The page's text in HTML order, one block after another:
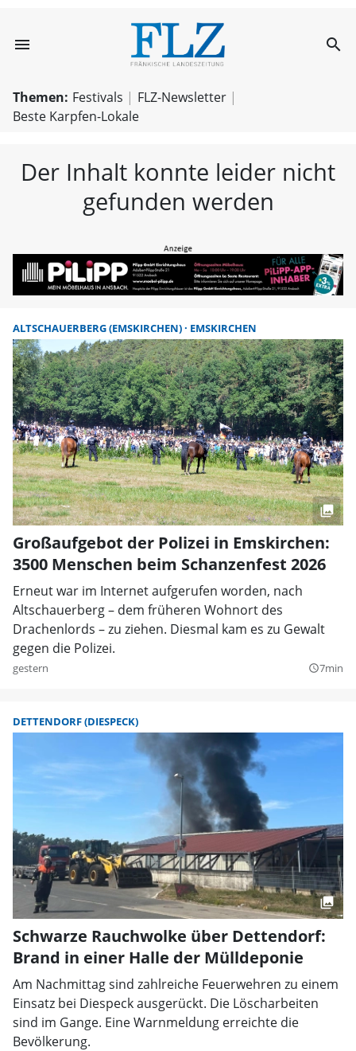
menu FLZ – search
Themen: Festivals
FLZ-Newsletter
Beste Karpfen-Lokale
Der Inhalt konnte leider nicht
gefunden werden
ALTSCHAUERBERG (EMSKIRCHEN) EMSKIRCHEN
Großaufgebot der Polizei in Emskirchen:
3500 Menschen beim Schanzenfest 2026
Erneut war im Internet aufgerufen worden, nach
Altschauerberg – dem früheren Wohnort des
Drachenlords – zu ziehen. Diesmal kam es zu Gewalt
gegen die Polizei.
gestern query_builder7min
DETTENDORF (DIESPECK)
Schwarze Rauchwolke über Dettendorf:
Brand in einer Halle der Mülldeponie
Am Nachmittag sind zahlreiche Feuerwehren zu einem
Einsatz bei Diespeck ausgerückt. Die Löscharbeiten
sind im Gange. Eine Warnmeldung erreichte die
Bevölkerung.